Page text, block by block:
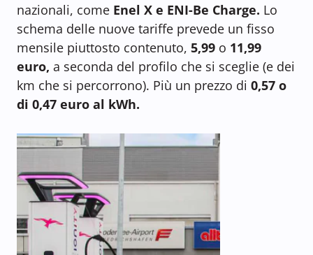
nazionali, come Enel X e ENI-Be Charge. Lo
schema delle nuove tariffe prevede un fisso
mensile piuttosto contenuto, 5,99 o 11,99
euro, a seconda del profilo che si sceglie (e dei
km che si percorrono). Più un prezzo di 0,57 o
di 0,47 euro al kWh.